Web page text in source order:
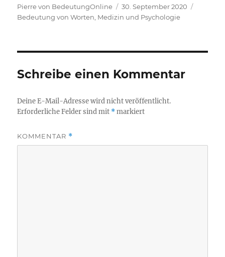
Autor
Pierre von BedeutungOnline
Veröffentlicht
am
30. September 2020
Bedeutung von Worten Medizin und Psychologie
Schreibe einen Kommentar
Deine E-Mail-Adresse wird nicht veröffentlicht.
Erforderliche Felder sind mit *markiert
KOMMENTAR *